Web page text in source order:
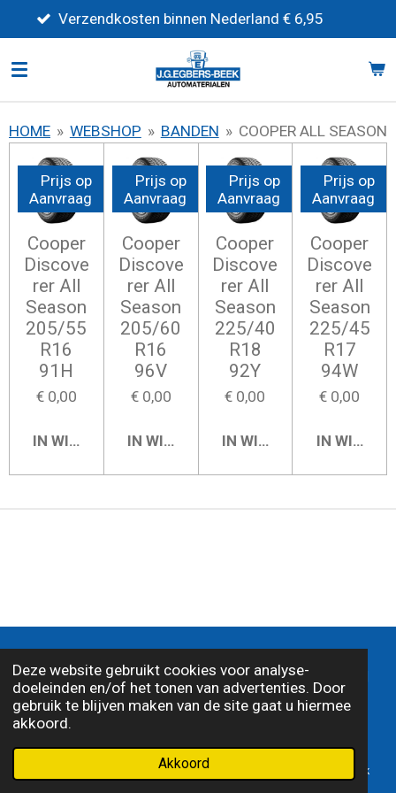
Deze website gebruikt cookies voor analyse-
doeleinden en/of het tonen van advertenties. Door
gebruik te blijven maken van de site gaat u hiermee
akkoord.
Akkoord
direct
naar
binnen Nederland € 6,95
HOME » WEBSHOP » BANDEN » COOPER ALL SEASON
Prijs op
Aanvraag
Cooper
Discove
rer All
Season
205/55
R16
91H
€ 0,00
IN WINKELWAGEN
Prijs op
Aanvraag
Cooper
Discove
rer All
Season
205/60
R16
96V
€ 0,00
IN WINKELWAGEN
Prijs op
Aanvraag
Cooper
Discove
rer All
Season
225/40
R18
92Y
€ 0,00
IN WINKELWAGEN
Prijs op
Aanvraag
Cooper
Discove
rer All
Season
225/45
R17
94W
€ 0,00
IN
voorwaarden
| Disclamer|Privacy statemant
Alle genoemde prijzen zijn inclusief 21% BTW
Telefoonnummer Facebook